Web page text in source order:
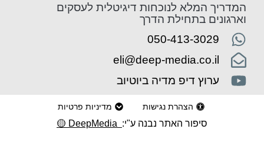
המלא לנוכחות דיגיטלית לעסקים
בתחילת הדרך
050-413-3029
eli@deep-media.co.il
ערוץ דיפ מדיה ביוטיוב
הצהרת נגישות מדיניות פרטיות
סיפור האתר נבנה ע"י: DeepMedia
🟡